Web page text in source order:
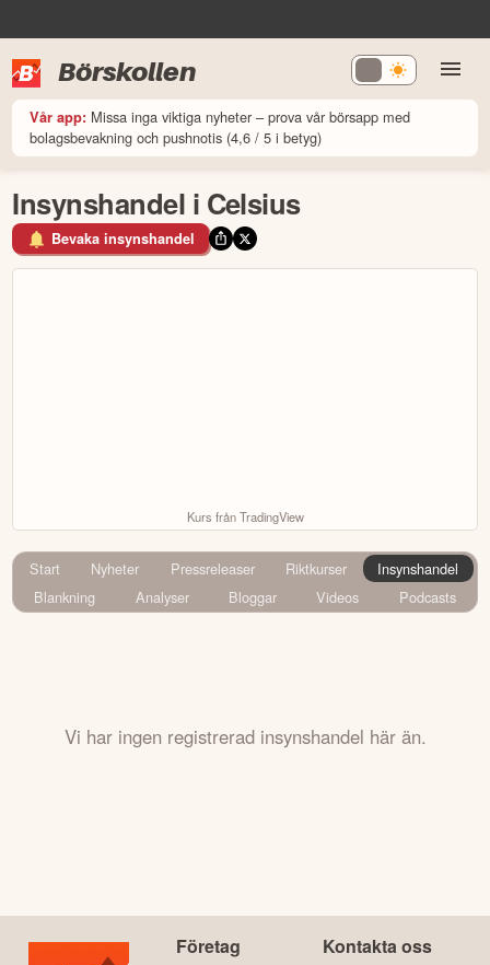
Börskollen
Vår app: Missa inga viktiga nyheter – prova vår börsapp med
bolagsbevakning och pushnotis (4,6 / 5 i betyg)
Insynshandel i Celsius
Bevaka insynshandel
Kurs från TradingView
Start Nyheter Pressreleaser Riktkurser
Insynshandel
Blankning
Analyser Bloggar Videos Podcasts
Vi har ingen registrerad insynshandel här än.
Företag Kontakta oss